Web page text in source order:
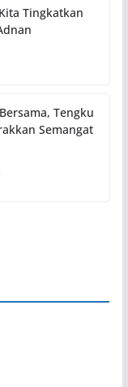
Tingkatkan
Tengku
Semangat